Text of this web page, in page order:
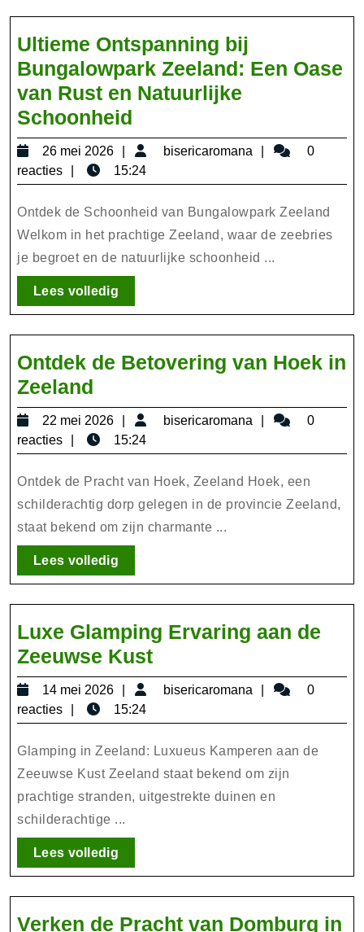
Zee
in
Zeeland
Ultieme Ontspanning bij
Bungalowpark Zeeland: Een Oase
van Rust en Natuurlijke
Schoonheid
Ontspanning
bij
Bungalowpark
Zeeland:
Een
Oase
Rust
en
Natuurlijke
26 mei 2026
26
mei
2026
bisericaromana bisericaromana
0
reacties
15:24
Ontdek de Schoonheid van Bungalowpark Zeeland
Welkom in het prachtige Zeeland, waar de zeebries
je begroet en de natuurlijke schoonheid ...
Lees volledigLees
volledig
Ontdek de Betovering van Hoek in
Zeeland
de
Betovering
van
Hoek
in
Zeeland
22 mei 2026
22
mei
2026
bisericaromana bisericaromana
0
reacties
15:24
Ontdek de Pracht van Hoek, Zeeland Hoek, een
schilderachtig dorp gelegen in de provincie Zeeland,
staat bekend om zijn charmante ...
Lees volledigLees
volledig
Luxe Glamping Ervaring aan de
Zeeuwse KustLuxe
Glamping
aan
de
Zeeuwse
Kust
14 mei 2026
14
mei
2026
bisericaromana bisericaromana
0
reacties
15:24
Glamping in Zeeland: Luxueus Kamperen aan de
Zeeuwse Kust Zeeland staat bekend om zijn
prachtige stranden, uitgestrekte duinen en
schilderachtige ...
Lees volledigLees
volledig
Verken de Pracht van Domburg in